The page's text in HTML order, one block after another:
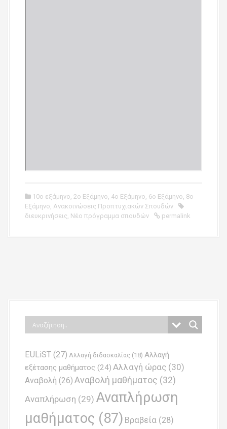
10ο εξάμηνο, 2ο Εξάμηνο, 4ο Εξάμηνο, 6ο Εξάμηνο, 8ο
Εξάμηνο, Ανακοινώσεις Προπτυχιακών Σπουδών
διευκρινήσεις, Νέο πρόγραμμα σπουδών permalink
EULiST (27) Αλλαγή διδασκαλίας (18) Αλλαγή
εξέτασης μαθήματος (24) Αλλαγή ώρας (30)
Αναβολή (26) Αναβολή μαθήματος (32)
Αναπλήρωση (29) Αναπλήρωση
μαθήματος (87) Βραβεία (28)